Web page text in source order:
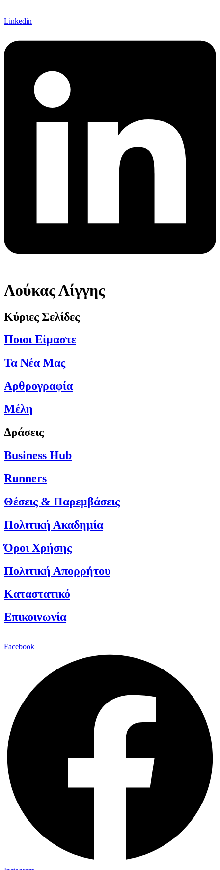
Linkedin
Λούκας Λίγγης
Κύριες Σελίδες
Ποιοι Είμαστε
Τα Νέα Μας
Αρθρογραφία
Μέλη
Δράσεις
Business Hub
Runners
Θέσεις & Παρεμβάσεις
Πολιτική Ακαδημία
Όροι Χρήσης
Πολιτική Απορρήτου
Καταστατικό
Επικοινωνία
Facebook